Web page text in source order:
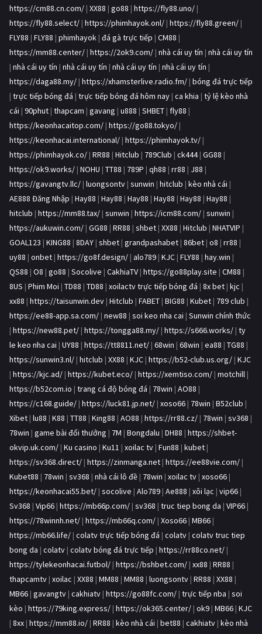
https://cm88.cn.com/ | XX88 | go88 | https://fly88.uno/ |
https://fly88.select/ | https://phimhayok.onl/ | https://fly88.green/ |
FLY88 | FLY88 | phimhayok | đá gà trực tiếp | CM88 |
https://mm88.center/ | https://2ok9.com/ | nhà cái uy tín | nhà cái uy tín
| nhà cái uy tín | nhà cái uy tín | nhà cái uy tín | nhà cái uy tín |
https://daga88.my/ | https://xhamsterlive.radio.fm/ | bóng đá trực tiếp
| trực tiếp bóng đá | trực tiếp bóng đá hôm nay | ca khia | tỷ lệ kèo nhà
cái | 90phut | thapcam | gavang | u888 | SHBET | fly88 |
https://keonhacaitop.com/ | https://go88.tokyo/ |
https://keonhacai.international/ | https://phimhayok.tv/ |
https://phimhayok.co/ | RR88 | Hitclub | 789Club | ck444| GG88 |
https://ok9.works/ | NOHU | TT88 | 789P | qh88 | rr88 | J88 |
https://gavangtv.llc/ | luongsontv | sunwin | hitclub | kèo nhà cái |
AE888 Đăng Nhập | Hay88 | Hay88 | Hay88 | Hay88 | Hay88 | Hay88 |
hitclub | https://mm88.tax/ | sunwin | https://icm88.com/ | sunwin |
https://aukuwin.com/ | GG88 | RR88 | shbet | XX88 | Hitclub | NHATVIP |
GOAL123 | KING88 | 8DAY | shbet | grandpashabet | 86bet | o8 | rr88 |
uy88 | onbet | https://go8f.design/ | alo789 | KJC | FLY88 | hay.win |
QS88 | O8 | go88 | Socolive | CakhiaTV | https://go88play.site | CM88 |
8US | Phim Moi | TD88 | TD88 | xoilactv trực tiếp bóng đá | 8x bet | kjc |
xx88 | https://taisunwin.dev | Hitclub | FABET | BIG88 | Kubet | 789 club |
https://ee88-app.sa.com/ | new88 | soi keo nha cai | Sunwin chính thức
| https://new88.pet/ | https://tongga88.my/ | https://s666.works/ | ty
le keo nha cai | UY88 | https://tt8811.net/ | 68win | 68win | ea88 | TG88 |
https://sunwin3.nl/ | hitclub | XX88 | KJC | https://b52-club.us.org/ | KJC
| https://kjc.ad/ | https://kubet.eco/ | https://xemtiso.com/ | motchill |
https://b52com.io | trang cá độ bóng đá | 78win | AO88 |
https://c168.guide/ | https://luck81.jp.net/ | xoso66 | 78win | B52club |
Xibet | lu88 | K88 | TT88 | King88 | AO88 | https://rr88.cz/ | 78win | sv368 |
78win | game bài đổi thưởng | 7M | Bongdalu | DH88 | https://shbet-
okvip.uk.com/ | Ku casino | Ku11 | xoilac tv | Fun88 | kubet |
https://sv368.direct/ | https://zinmanga.net | https://ee88vie.com/ |
Kubet88 | 78win | sv368 | nhà cái lô đề | 78win | xoilac tv | xoso66 |
https://keonhacai55.bet/ | socolive | Alo789 | Ae888 | xôi lạc | vip66 |
Sv368 | Vip66 | https://mb66p.com/ | sv368 | truc tiep bong da | VIP66 |
https://78winnh.net/ | https://mb66q.com/ | Xoso66 | MB66 |
https://mb66.life/ | colatv trực tiếp bóng đá | colatv | colatv truc tiep
bong da | colatv | colatv bóng đá trực tiếp | https://rr88co.net/ |
https://tylekeonhacai.futbol/ | https://bshbet.com/ | xx88 | RR88 |
thapcamtv | xoilac | XX88 | MM88 | MM88 | luongsontv | RR88 | XX88 |
MB66 | gavangtv | cakhiatv | https://go88fc.com/ | trực tiếp nba | soi
kèo | https://79king.express/ | https://ok365.center/ | ok9 | MB66 | KJC
| 8xx | https://mm88.io/ | RR88 | kèo nhà cái | bet88 | cakhiatv | kèo nhà